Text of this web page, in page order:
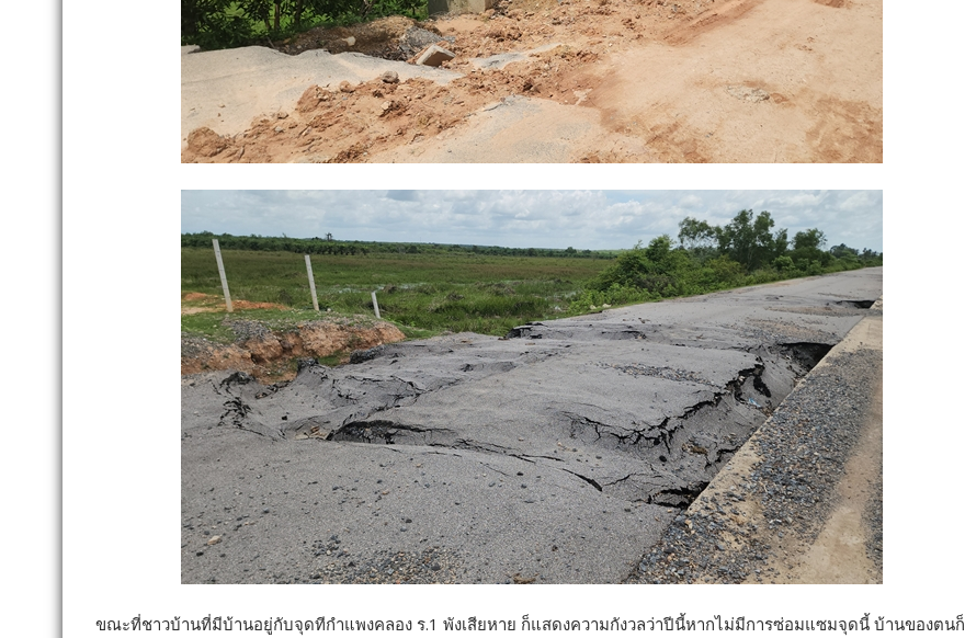
ขณะที่ชาวบ้านที่มีบ้านอยู่กับจุดทีกำแพงคลอง ร.1 พังเสียหาย ก็แสดงความกังวลว่าปีนี้หากไม่มีการซ่อมแซมจุดนี้ บ้านของตนก็